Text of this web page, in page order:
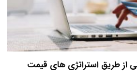
از طریق استراتژی های قیمت